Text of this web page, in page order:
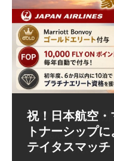
祝！日本航空
トナーシップ
テイタスマッチ
ラウンジ 華
（2026/06/07記載）
た際に利用した。 こち
The Coral
ンナプーム国
(2026/01)
日本航空 羽田
クラスラウン
（2026/03/18記載）
バンコクエア
ム国際空港国
（2026/03/13記載）